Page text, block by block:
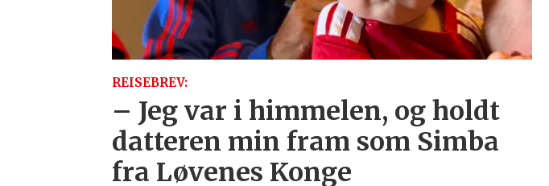
REISEBREV:
– Jeg var i himmelen, og holdt
datteren min fram som Simba
fra Løvenes Konge